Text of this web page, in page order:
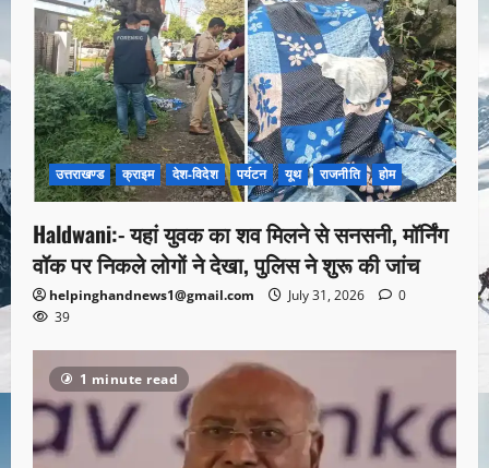
उत्तराखण्ड क्राइम देश-विदेश पर्यटन यूथ राजनीति होम
Haldwani:- यहां युवक का शव मिलने से सनसनी, मॉर्निंग
वॉक पर निकले लोगों ने देखा, पुलिस ने शुरू की जांच
helpinghandnews1@gmail.com July 31, 2026
0
39
1 minute read